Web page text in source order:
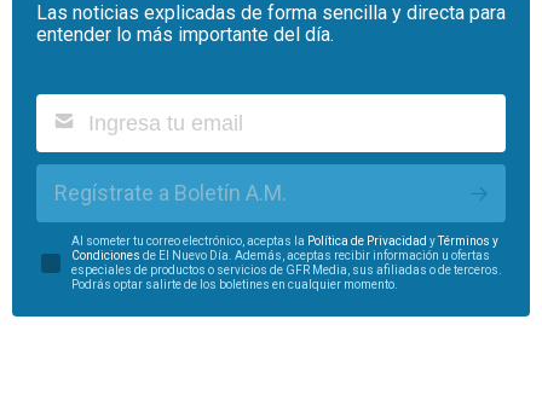
Las noticias explicadas de forma sencilla y directa para
entender lo más importante del día.
Regístrate a Boletín A.M.
Al someter tu correo electrónico, aceptas la Política de Privacidad yTérminos y
Condiciones de El Nuevo Día. Además, aceptas recibir información u ofertas
especiales de productos o servicios de GFR Media, sus afiliadas o de terceros.
Podrás optar salirte de los boletines en cualquier momento.